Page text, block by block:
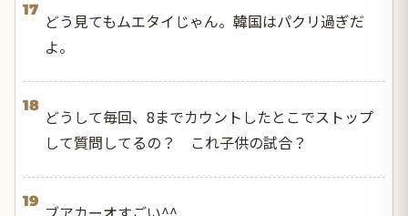
17
どう見てもムエタイじゃん。韓国はパクリ過ぎだ
よ。
18
どうして毎回、8までカウントしたとこでストップ
して質問してるの？ これ子供の試合？
19